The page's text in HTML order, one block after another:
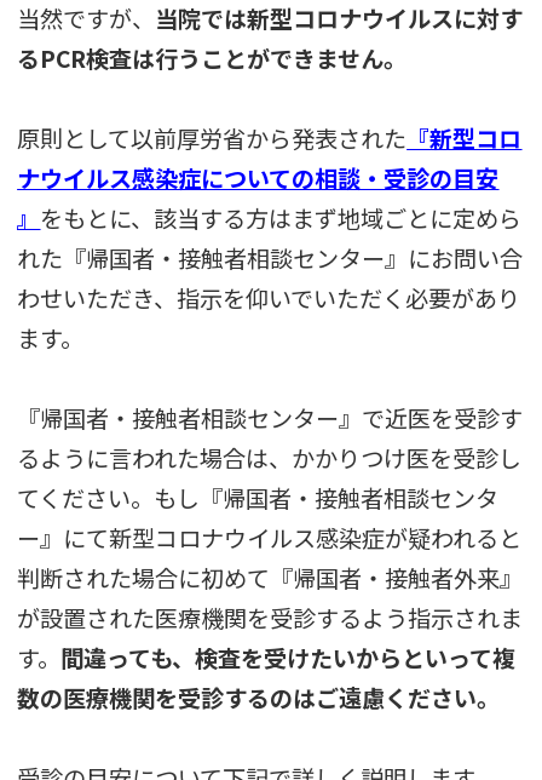
当然ですが、 当院では新型コロナウイルスに対す
るPCR検査は行うことができません。
原則として以前厚労省から発表された 『新型コロ
ナウイルス感染症についての相談・受診の目安
』 をもとに、該当する方はまず地域ごとに定めら
れた『帰国者・接触者相談センター』にお問い合
わせいただき、指示を仰いでいただく必要があり
ます。
『帰国者・接触者相談センター』で近医を受診す
るように言われた場合は、かかりつけ医を受診し
てください。もし『帰国者・接触者相談センタ
ー』にて新型コロナウイルス感染症が疑われると
判断された場合に初めて『帰国者・接触者外来』
が設置された医療機関を受診するよう指示されま
す。 間違っても、検査を受けたいからといって複
数の医療機関を受診するのはご遠慮ください。